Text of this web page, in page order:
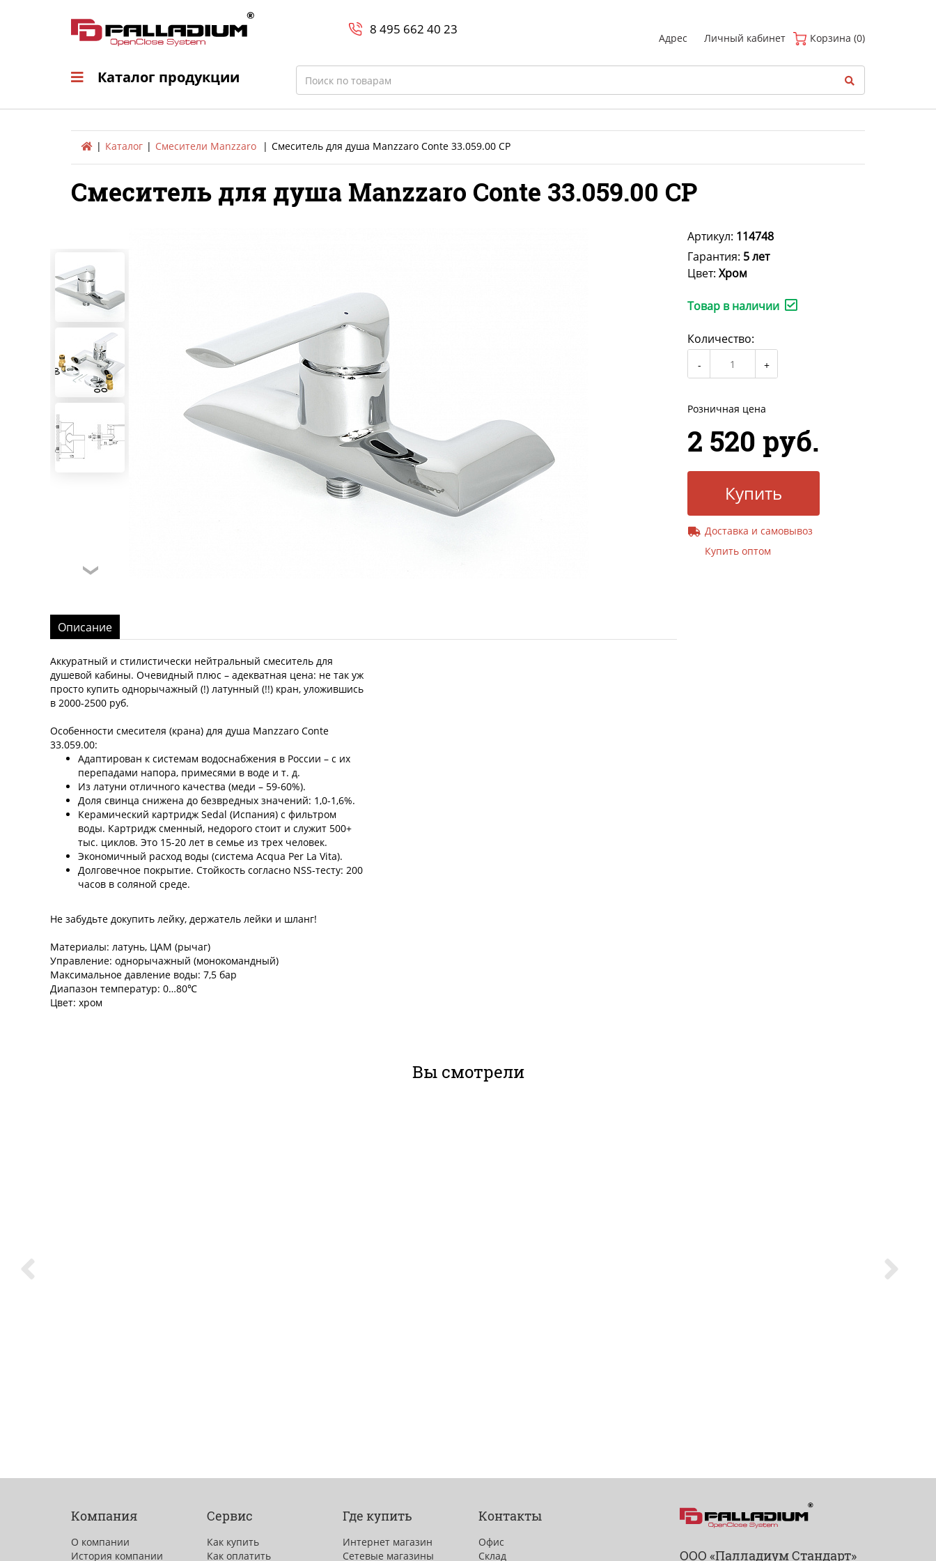
Каталог продукции 8 800-700-23-35
8 495 662 40 23
Адрес Личный кабинет Корзина (0)
Каталог продукции Search
Каталог Смесители Manzzaro Смеситель для душа Manzzaro Conte 33.059.00 CP
Смеситель для душа Manzzaro Conte 33.059.00 CP
Артикул: 114748
Гарантия: 5 лет
Цвет: Хром
Товар в наличии
Количество:
Розничная цена
2 520 руб.
Купить
Доставка и самовывоз
Купить оптом
Описание
Аккуратный и стилистически нейтральный смеситель для
душевой кабины. Очевидный плюс – адекватная цена: не так уж
просто купить однорычажный (!) латунный (!!) кран, уложившись
в 2000-2500 руб.
Особенности смесителя (крана) для душа Manzzaro Conte
33.059.00:
Адаптирован к системам водоснабжения в России – с их
перепадами напора, примесями в воде и т. д.
Из латуни отличного качества (меди – 59-60%).
Доля свинца снижена до безвредных значений: 1,0-1,6%.
Керамический картридж Sedal (Испания) с фильтром
воды. Картридж сменный, недорого стоит и служит 500+
тыс. циклов. Это 15-20 лет в семье из трех человек.
Экономичный расход воды (система Acqua Per La Vita).
Долговечное покрытие. Стойкость согласно NSS-тесту: 200
часов в соляной среде.
Не забудьте докупить лейку, держатель лейки и шланг!
Материалы: латунь, ЦАМ (рычаг)
Управление: однорычажный (монокомандный)
Максимальное давление воды: 7,5 бар
Диапазон температур: 0…80℃
Цвет: хром
Вы смотрели
Компания
О компании
История компании
Сервис
Как купить
Как оплатить
Где купить
Интернет магазин
Сетевые магазины
Контакты
Офис
Склад
ООО «Палладиум Стандарт»